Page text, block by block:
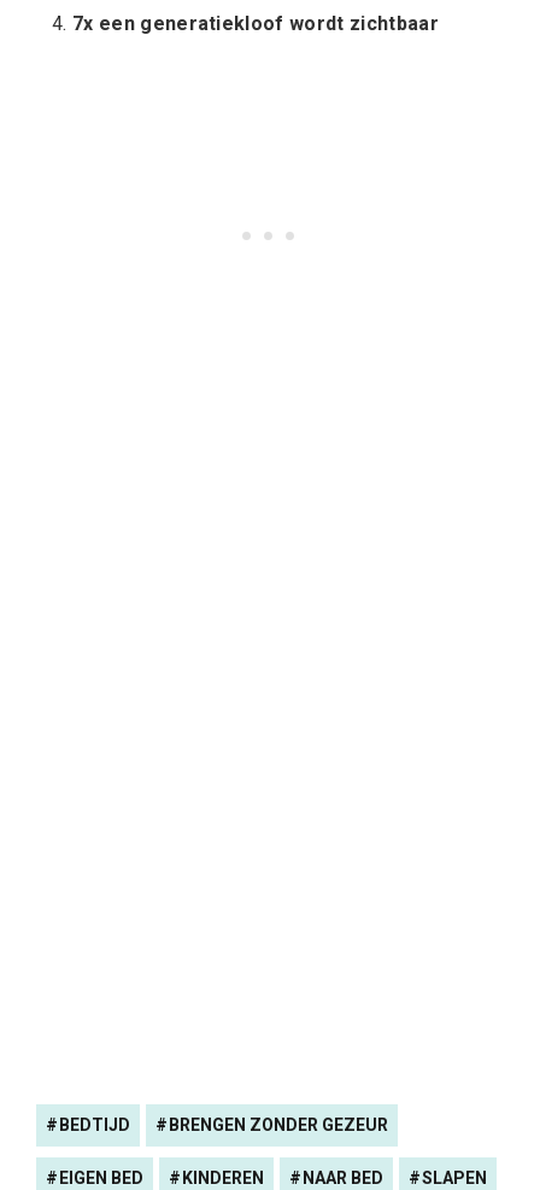
7x een generatiekloof wordt zichtbaar
BEDTIJD BRENGEN ZONDER GEZEUR
EIGEN BED KINDEREN NAAR BED SLAPEN